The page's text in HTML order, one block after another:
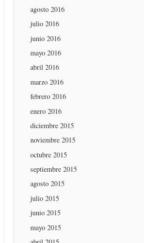
agosto 2016
julio 2016
junio 2016
mayo 2016
abril 2016
marzo 2016
febrero 2016
enero 2016
diciembre 2015
noviembre 2015
octubre 2015
septiembre 2015
agosto 2015
julio 2015
junio 2015
mayo 2015